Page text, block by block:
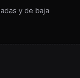
y de baja